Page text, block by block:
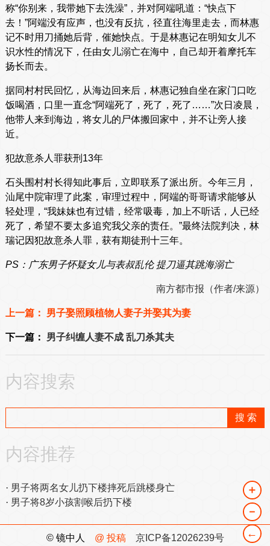
称“你别来，我带她下去洗澡”，并对阿端吼道：“快点下
去！”阿端没有应声，也没有反抗，径直往海里走去，而林惠
记不时用刀捅她后背，催她快点。于是林惠记在明知女儿不
识水性的情况下，任由女儿溺亡在海中，自己却开着摩托车
扬长而去。
据同村村民回忆，从海边回来后，林惠记独自坐在家门口吃
饭喝酒，口里一直念“阿端死了，死了，死了……”次日凌晨，
他带人来到海边，将女儿的尸体搬回家中，并不让旁人接
近。
犯故意杀人罪获刑13年
石头围村村长得知此事后，立即联系了派出所。今年三月，
汕尾中院审理了此案，审理过程中，阿端的哥哥请求能够从
轻处理，“我妹妹也有过错，经常吸毒，加上不听话，人已经
死了，希望不要太多追究我父亲的责任。”最终法院判决，林
瑞记因犯故意杀人罪，获有期徒刑十三年。
PS：广东男子怀疑女儿与表叔乱伦 提刀逼其跳海溺亡
南方都市报（作者/来源）
上一篇： 男子娶照顾植物人妻子并娶其为妻
下一篇： 男子纠缠人妻不成 乱刀杀其夫
内容搜索
内容推荐
男子将两名女儿扔下楼摔死后跳楼身亡
男子将8岁小孩割喉后扔下楼
＋
－
←
© 镜中人 @ 投稿 京ICP备12026239号